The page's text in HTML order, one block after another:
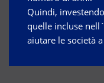
Quindi,
quelle incluse
aiutare le società